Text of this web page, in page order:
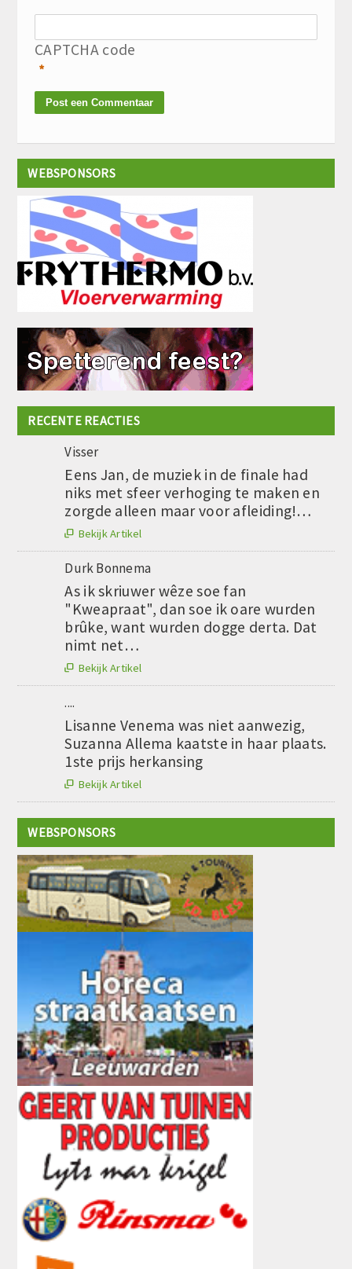
CAPTCHA code
*
WEBSPONSORS
RECENTE REACTIES
Visser
Eens Jan, de muziek in de finale had
niks met sfeer verhoging te maken en
zorgde alleen maar voor afleiding!…
 Bekijk Artikel
Durk Bonnema
As ik skriuwer wêze soe fan
"Kweapraat", dan soe ik oare wurden
brûke, want wurden dogge derta. Dat
nimt net…
 Bekijk Artikel
....
Lisanne Venema was niet aanwezig,
Suzanna Allema kaatste in haar plaats.
1ste prijs herkansing
 Bekijk Artikel
WEBSPONSORS